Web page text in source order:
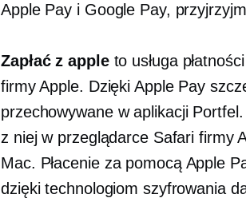
Apple Pay i Google Pay,
Zapłać z appleto usługa
firmy Apple. Dzięki Apple Pay
przechowywane w aplikacji
z niej w przeglądarce Safari firmy
Mac. Płacenie za pomocą Apple
dzięki technologiom szyfrowania